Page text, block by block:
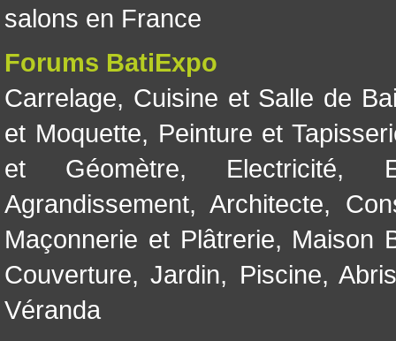
salons en France
Forums BatiExpo
Carrelage, Cuisine et Salle de
et Moquette, Peinture et
et Géomètre, Electricité,
Agrandissement, Architecte,
Maçonnerie et Plâtrerie, Maison
Couverture,Jardin, Piscine,
Véranda